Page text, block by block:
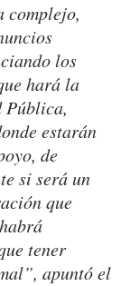
complejo,
los
hará la
Pública,
estarán
de
si será un
que
tener
apuntó el